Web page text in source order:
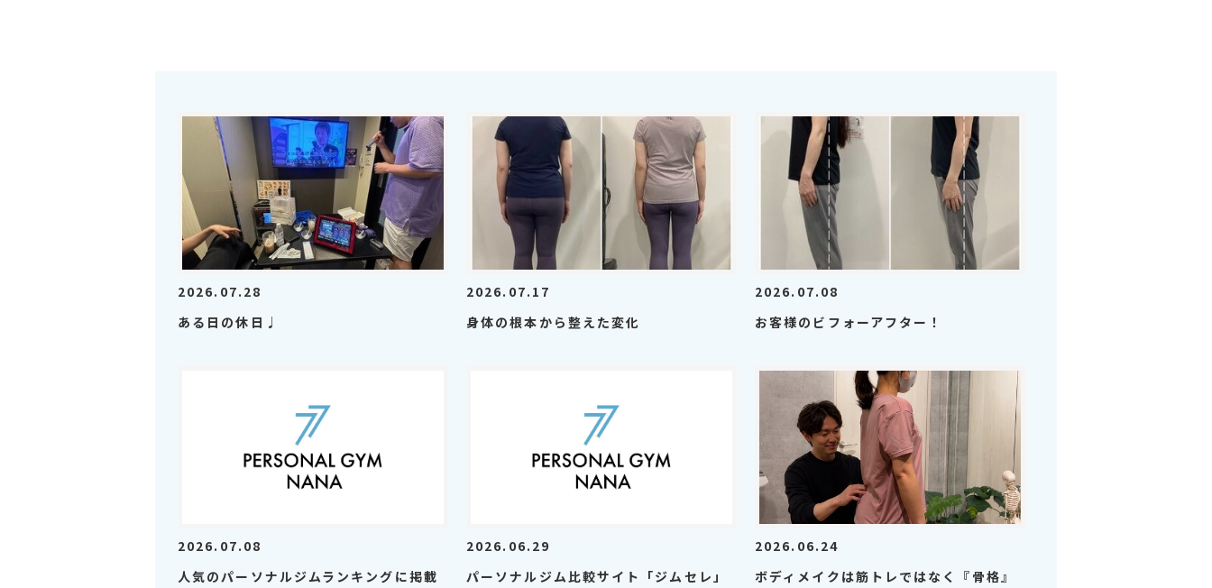
2026.07.28
ある日の休日♩
2026.07.17
身体の根本から整えた変化
2026.07.08
お客様のビフォーアフター！
2026.07.08
人気のパーソナルジムランキングに掲載
2026.06.29
パーソナルジム比較サイト「ジムセレ」
2026.06.24
ボディメイクは筋トレではなく『骨格』